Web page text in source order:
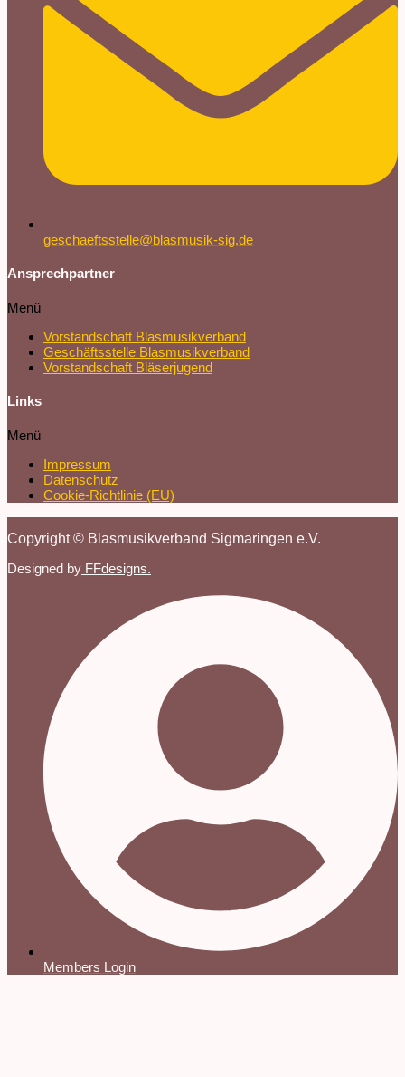
geschaeftsstelle@blasmusik-sig.de
Ansprechpartner
Menü
Vorstandschaft Blasmusikverband
Geschäftsstelle Blasmusikverband
Vorstandschaft Bläserjugend
Links
Menü
Impressum
Datenschutz
Cookie-Richtlinie (EU)
Copyright © Blasmusikverband Sigmaringen e.V.
Designed by FFdesigns.
Members Login